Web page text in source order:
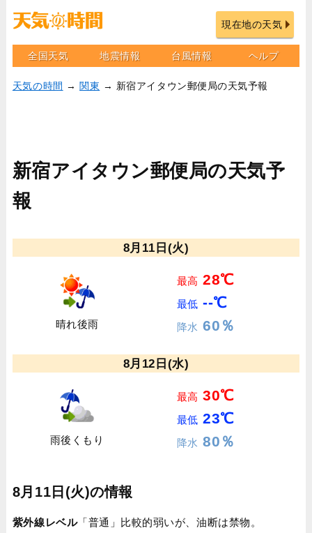
現在地の天気
全国天気 地震情報 台風情報 ヘルプ
天気の時間 → 関東 → 新宿アイタウン郵便局の天気予報
新宿アイタウン郵便局の天気予
報
8月11日(火)
晴れ後雨
最高 28℃
最低 --℃
降水 60％
8月12日(水)
雨後くもり
最高 30℃
最低 23℃
降水 80％
8月11日(火)の情報
紫外線レベル「普通」比較的弱いが、油断は禁物。